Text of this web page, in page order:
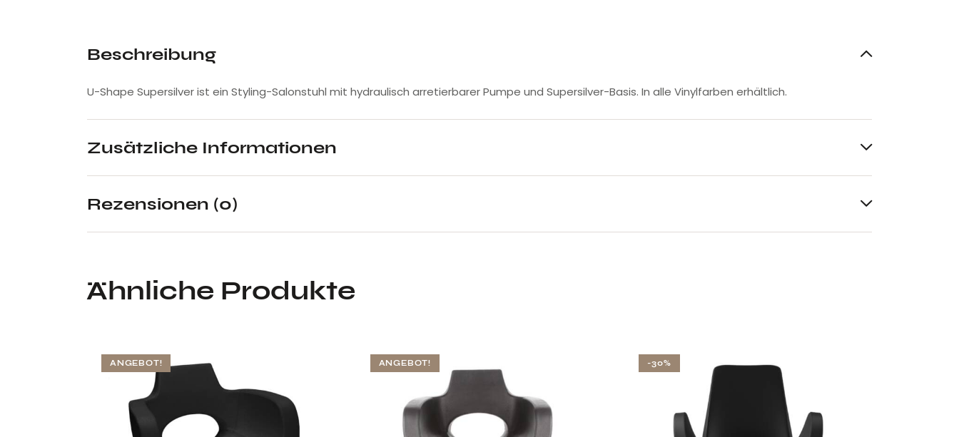
Beschreibung
U-Shape Supersilver ist ein Styling-Salonstuhl mit hydraulisch arretierbarer Pumpe und Supersilver-Basis. In alle Vinylfarben erhältlich.
Zusätzliche Informationen
Rezensionen (0)
Ähnliche Produkte
ANGEBOT! ANGEBOT! -30%